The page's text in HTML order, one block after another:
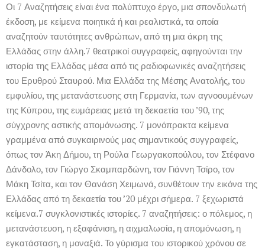
Οι 7 Αναζητήσεις είναι ένα πολύπτυχο έργο, μια σπονδυλωτή
έκδοση, με κείμενα ποιητικά ή και ρεαλιστικά, τα οποία
αναζητούν ταυτότητες ανθρώπων, από τη μια άκρη της
Ελλάδας στην άλλη.7 θεατρικοί συγγραφείς, αφηγούνται την
ιστορία της Ελλάδας μέσα από τις ραδιοφωνικές αναζητήσεις
του Ερυθρού Σταυρού. Μια Ελλάδα της Μέσης Ανατολής, του
εμφυλίου, της μετανάστευσης στη Γερμανία, των αγνοουμένων
της Κύπρου, της ευμάρειας μετά τη δεκαετία του ’90, της
σύγχρονης αστικής απομόνωσης. 7 μονόπρακτα κείμενα
γραμμένα από συγκαιρινούς μας σημαντικούς συγγραφείς,
όπως τον Άκη Δήμου, τη Ρούλα Γεωργακοπούλου, τον Στέφανο
Δάνδολο, τον Γιώργο Σκαμπαρδώνη, τον Γιάννη Τσίρο, τον
Μάκη Τσίτα, και τον Θανάση Χειμωνά, συνθέτουν την εικόνα της
Ελλάδας από τη δεκαετία του ’20 μέχρι σήμερα. 7 ξεχωριστά
κείμενα.7 συγκλονιστικές ιστορίες. 7 αναζητήσεις: ο πόλεμος, η
μετανάστευση, η εξαφάνιση, η αιχμαλωσία, η απομόνωση, η
εγκατάσταση, η μοναξιά. Το γύρισμα του ιστορικού χρόνου σε